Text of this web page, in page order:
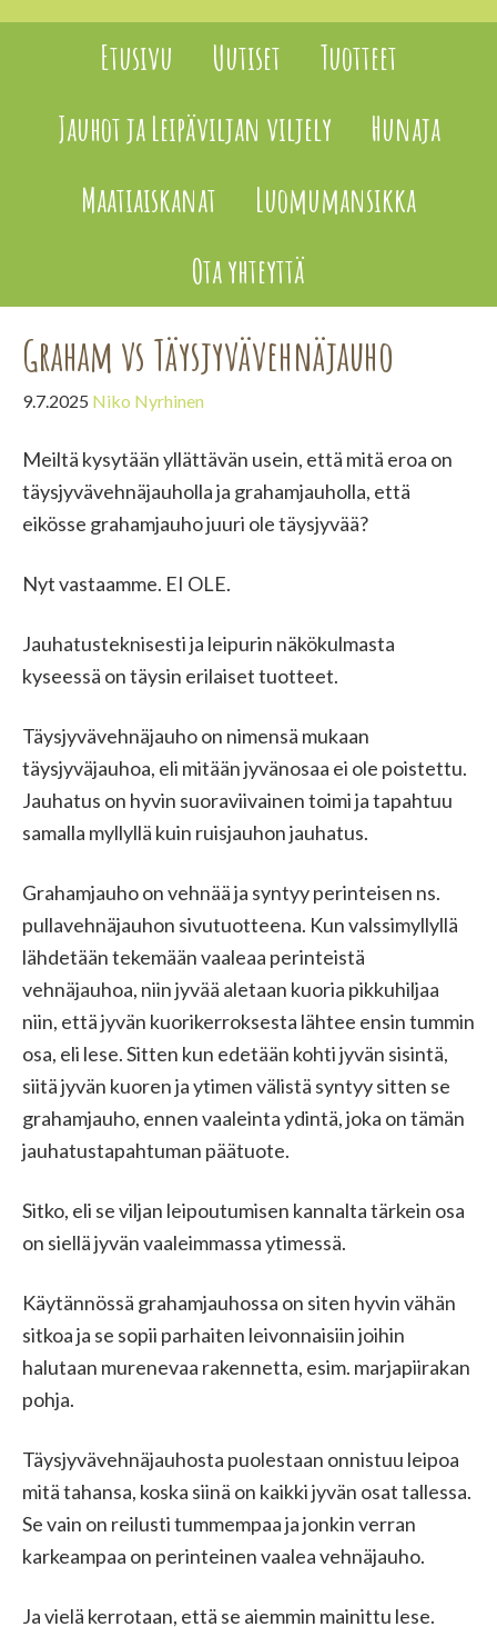
Etusivu Uutiset
Tuotteet
Jauhot ja Leipäviljan viljely
Hunaja
Maatiaiskanat
Luomumansikka
Ota yhteyttä
Graham vs Täysjyvävehnäjauho
9.7.2025 Niko Nyrhinen
Meiltä kysytään yllättävän usein, että mitä eroa on
täysjyvävehnäjauholla ja grahamjauholla, että
eikösse grahamjauho juuri ole täysjyvää?
Nyt vastaamme. EI OLE.
Jauhatusteknisesti ja leipurin näkökulmasta
kyseessä on täysin erilaiset tuotteet.
Täysjyvävehnäjauho on nimensä mukaan
täysjyväjauhoa, eli mitään jyvänosaa ei ole poistettu.
Jauhatus on hyvin suoraviivainen toimi ja tapahtuu
samalla myllyllä kuin ruisjauhon jauhatus.
Grahamjauho on vehnää ja syntyy perinteisen ns.
pullavehnäjauhon sivutuotteena. Kun valssimyllyllä
lähdetään tekemään vaaleaa perinteistä
vehnäjauhoa, niin jyvää aletaan kuoria pikkuhiljaa
niin, että jyvän kuorikerroksesta lähtee ensin tummin
osa, eli lese. Sitten kun edetään kohti jyvän sisintä,
siitä jyvän kuoren ja ytimen välistä syntyy sitten se
grahamjauho, ennen vaaleinta ydintä, joka on tämän
jauhatustapahtuman päätuote.
Sitko, eli se viljan leipoutumisen kannalta tärkein osa
on siellä jyvän vaaleimmassa ytimessä.
Käytännössä grahamjauhossa on siten hyvin vähän
sitkoa ja se sopii parhaiten leivonnaisiin joihin
halutaan murenevaa rakennetta, esim. marjapiirakan
pohja.
Täysjyvävehnäjauhosta puolestaan onnistuu leipoa
mitä tahansa, koska siinä on kaikki jyvän osat tallessa.
Se vain on reilusti tummempaa ja jonkin verran
karkeampaa on perinteinen vaalea vehnäjauho.
Ja vielä kerrotaan, että se aiemmin mainittu lese.